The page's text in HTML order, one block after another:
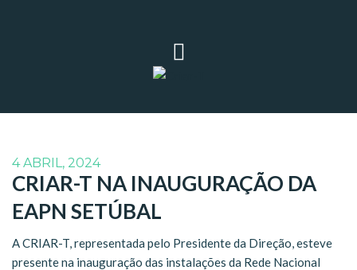
4 ABRIL, 2024
CRIAR-T NA INAUGURAÇÃO DA
EAPN SETÚBAL
A CRIAR-T, representada pelo Presidente da Direção, esteve
presente na inauguração das instalações da Rede Nacional